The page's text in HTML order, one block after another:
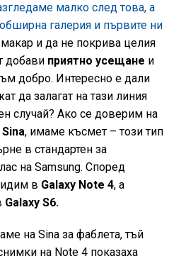
малко след това, а
галерия и първите ни
и да не покрива целия
добави приятно усещане и
добро. Интересно е дали
да залагат на тази линия
случай? Ако се доверим на
Sina, имаме късмет – този тип
в стандартен за
на Samsung. Според
в Galaxy Note 4, а
Galaxy S6.
на Sina за фаблета, тъй
на Note 4 показаха